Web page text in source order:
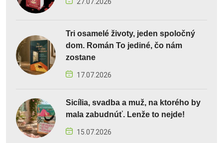
Tri osamelé životy, jeden spoločný
dom. Román To jediné, čo nám
zostane
17.07.2026
Sicília, svadba a muž, na ktorého by
mala zabudnúť. Lenže to nejde!
15.07.2026